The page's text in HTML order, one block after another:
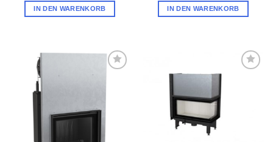
IN DEN WARENKORB IN DEN WARENKORB
Wunschliste
hinzufügen